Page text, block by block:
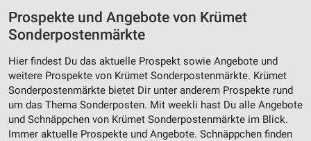
Prospekte und Angebote von Krümet
Sonderpostenmärkte
Hier findest Du das aktuelle Prospekt sowie Angebote und
weitere Prospekte von Krümet Sonderpostenmärkte. Krümet
Sonderpostenmärkte bietet Dir unter anderem Prospekte rund
um das Thema Sonderposten. Mit weekli hast Du alle Angebote
und Schnäppchen von Krümet Sonderpostenmärkte im Blick.
Immer aktuelle Prospekte und Angebote. Schnäppchen finden